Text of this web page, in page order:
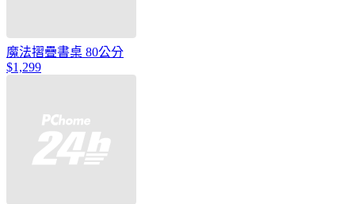
魔法摺疊書桌 80公分
$1,299